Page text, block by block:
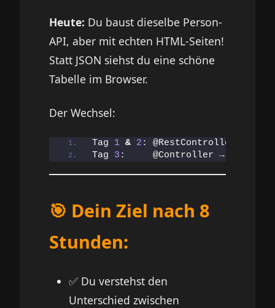
Heute: Du baust dieselbe Person-
API, aber mit echten HTML-Seiten!
Statt JSON siehst du eine schöne
Tabelle im Browser.
Der Wechsel:
Tag 1 & 2 : @RestController →
Tag 3 :     @Controller → HTML →
🎯 Dein Ziel nach 8
Stunden:
✅ Du verstehst den
Unterschied zwischen